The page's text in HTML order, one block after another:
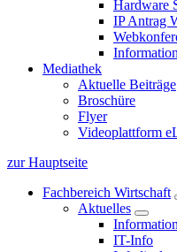
Hardware
IP Antrag
Mediathek
Aktuelle Beiträge
Broschüre
Flyer
Videoplattform
zur Hauptseite
Fachbereich Wirtschaft
Aktuelles
IT-Info